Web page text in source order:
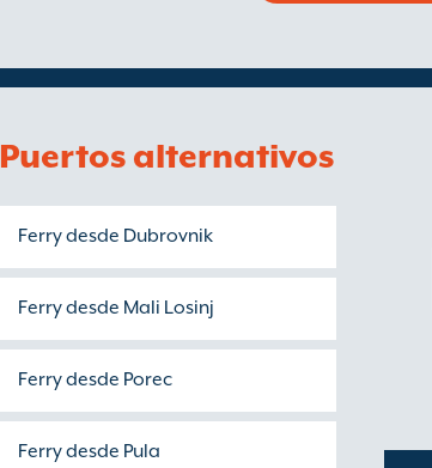
Puertos alternativos
Ferry desde Dubrovnik
Ferry desde Mali Losinj
Ferry desde Porec
Ferry desde Pula